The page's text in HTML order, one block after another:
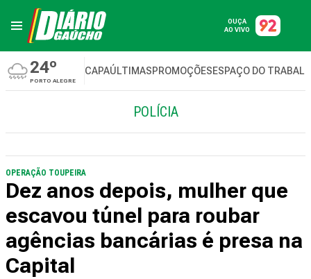
OUÇA
AO VIVO
24º
PORTO ALEGRE
CAPAÚLTIMASPROMOÇÕESESPAÇO DO
POLÍCIA
OPERAÇÃO TOUPEIRA
Dez anos depois, mulher que
escavou túnel para roubar
agências bancárias é presa na
Capital